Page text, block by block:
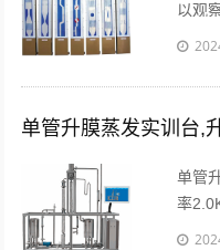
以观
象，
单管升膜蒸发实训台,
单管
率
计有